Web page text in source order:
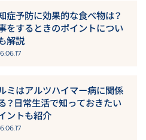
症予防に効果的な食べ物は？
をするときのポイントについ
解説
ミはアルツハイマー病に関係
？日常生活で知っておきたい
ントも紹介